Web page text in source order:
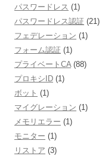
パスワードレス (1)
パスワードレス認証 (21)
フェデレーション (1)
フォーム認証 (1)
プライベートCA(88)
プロキシID (1)
ボット (1)
マイグレーション (1)
メモリエラー (1)
モニター (1)
リストア (3)